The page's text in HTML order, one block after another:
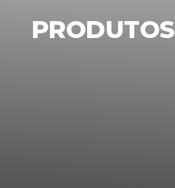
PRODUTOS